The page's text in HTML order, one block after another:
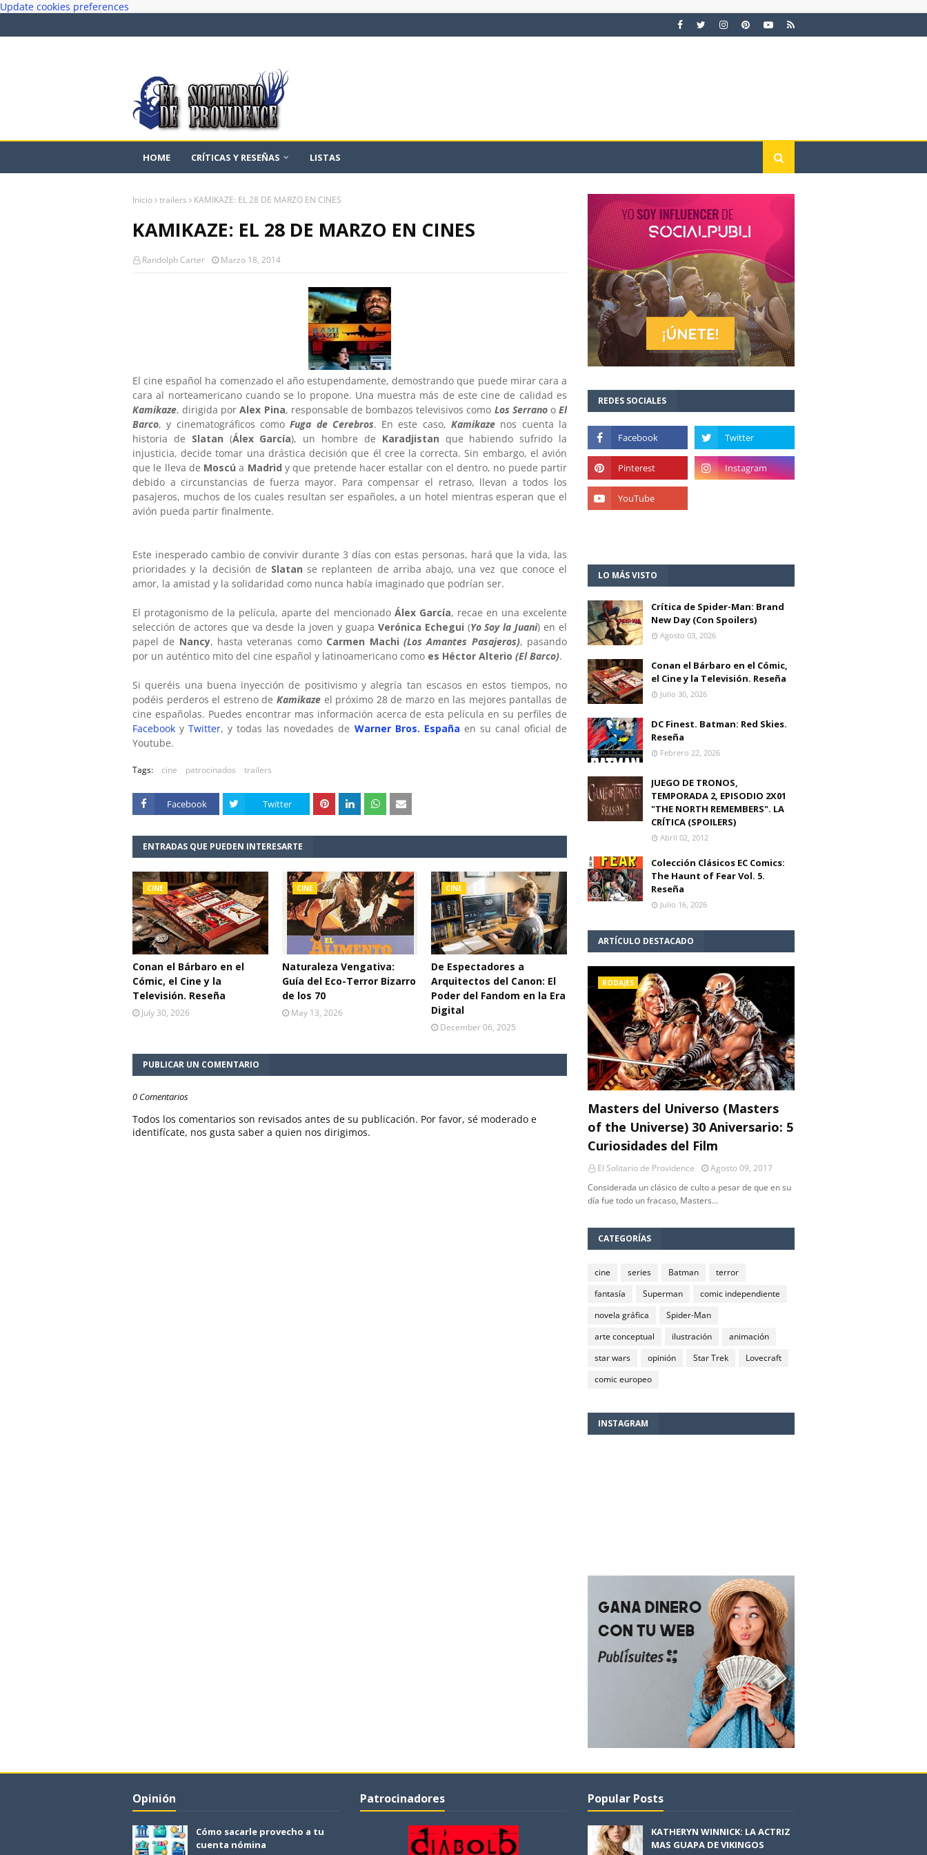
Update cookies preferences
HOME CRÍTICAS Y RESEÑAS LISTAS
Inicio trailers KAMIKAZE: EL 28 DE MARZO EN CINES
KAMIKAZE: EL 28 DE MARZO EN CINES
Randolph Carter Marzo 18, 2014
El cine español ha comenzado el año estupendamente, demostrando que puede mirar cara a
cara al norteamericano cuando se lo propone. Una muestra más de este cine de calidad es
Kamikaze, dirigida porAlex Pina, responsable de bombazos televisivos como Los SerranooEl
Barco, y cinematográficos como Fuga de Cerebros. En este caso,Kamikaze nos cuenta la
historia de Slatan (Álex García), un hombre de Karadjistan que habiendo sufrido la
injusticia, decide tomar una drástica decisión que él cree la correcta. Sin embargo, el avión
que le lleva de Moscú a Madrid y que pretende hacer estallar con el dentro, no puede partir
debido a circunstancias de fuerza mayor. Para compensar el retraso, llevan a todos los
pasajeros, muchos de los cuales resultan ser españoles, a un hotel mientras esperan que el
avión pueda partir finalmente.
Este inesperado cambio de convivir durante 3 días con estas personas, hará que la vida, las
prioridades y la decisión de Slatanse replanteen de arriba abajo, una vez que conoce el
amor, la amistad y la solidaridad como nunca había imaginado que podrían ser.
El protagonismo de la película, aparte del mencionado Álex García, recae en una excelente
selección de actores que va desde la joven y guapa Verónica Echegui (Yo Soy la Juani) en el
papel de Nancy, hasta veteranas como Carmen Machi (Los Amantes Pasajeros), pasando
por un auténtico mito del cine español y latinoamericano como es Héctor Alterio (El Barco).
Si queréis una buena inyección de positivismo y alegría tan escasos en estos tiempos, no
podéis perderos el estreno de Kamikaze el próximo 28 de marzo en las mejores pantallas de
cine españolas. Puedes encontrar mas información acerca de esta película en su perfiles de
Facebook yTwitter, y todas las novedades de Warner Bros. España en su canal oficial de
Youtube.
Tags: cine patrocinados trailers
Facebook Twitter
ENTRADAS QUE PUEDEN INTERESARTE
CINE
Conan el Bárbaro en el
Cómic, el Cine y la
Televisión. Reseña
July 30, 2026
CINE
Naturaleza Vengativa:
Guía del Eco-Terror Bizarro
de los 70
May 13, 2026
CINE
De Espectadores a
Arquitectos del Canon: El
Poder del Fandom en la Era
Digital
December 06, 2025
PUBLICAR UN COMENTARIO
0 Comentarios
Todos los comentarios son revisados antes de su publicación. Por favor, sé moderado e
identifícate, nos gusta saber a quien nos dirigimos.
REDES SOCIALES
LO MÁS VISTO
Crítica de Spider-Man: Brand
New Day (Con Spoilers)
Agosto 03, 2026
Conan el Bárbaro en el Cómic,
el Cine y la Televisión. Reseña
Julio 30, 2026
DC Finest. Batman: Red Skies.
Reseña
Febrero 22, 2026
JUEGO DE TRONOS,
TEMPORADA 2, EPISODIO 2X01
"THE NORTH REMEMBERS". LA
CRÍTICA (SPOILERS)
Abril 02, 2012
Colección Clásicos EC Comics:
The Haunt of Fear Vol. 5.
Reseña
Julio 16, 2026
ARTÍCULO DESTACADO
RODAJES
Masters del Universo (Masters
of the Universe) 30 Aniversario: 5
Curiosidades del Film
El Solitario de Providence
Agosto 09, 2017
Considerada un clásico de culto a pesar de que en su
día fue todo un fracaso, Masters…
CATEGORÍAS
cine series Batman
terror
fantasía
Superman
comic independiente
novela gráfica
Spider-Man
arte conceptual
ilustración
animación
star wars
opinión Star Trek
Lovecraft
comic europeo
INSTAGRAM
Opinión
Cómo sacarle provecho a tu
cuenta nómina
Patrocinadores Popular Posts
KATHERYN WINNICK: LA ACTRIZ
MAS GUAPA DE VIKINGOS